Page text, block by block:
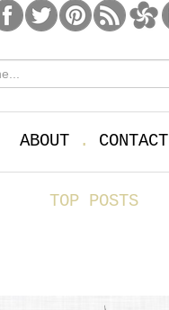
ABOUT. CONTACT
TOP POSTS